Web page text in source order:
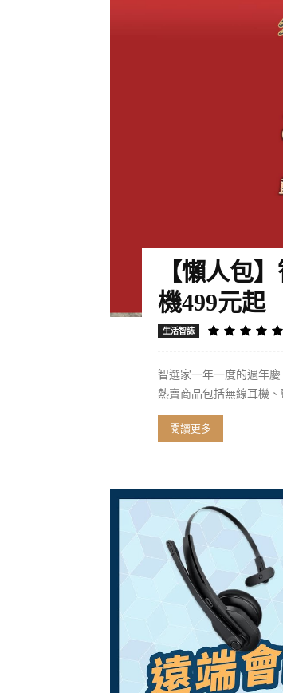
【懶人包
機499元起
生活智誌
智選家一年一度的週年
熱賣商品包括無線耳機
閱讀更多